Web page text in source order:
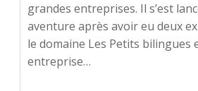
grandes entreprises. Il s’est
aventure après avoir eu deux
le domaine Les Petits bilingues
entreprise…